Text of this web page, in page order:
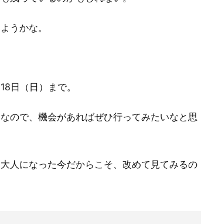
うかな。
日（日）まで。
ので、機会があればぜひ行ってみたいなと思
人になった今だからこそ、改めて見てみるの